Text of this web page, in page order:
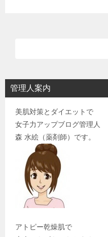
管理人案内
美肌対策とダイエットで
女子力アップブログ管理人
森 水絵（薬剤師）です。
アトピー乾燥肌で